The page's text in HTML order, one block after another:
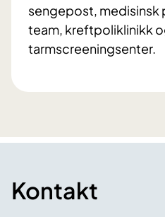
sengepost, medisinsk
team, kreftpoliklinikk
tarmscreeningsenter.
Kontakt